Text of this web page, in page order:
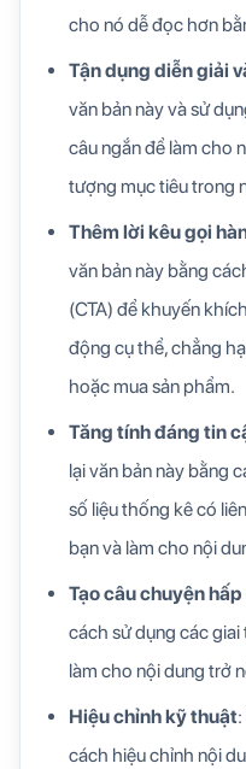
cho nó dễ đọc hơn
Tận dụng diễn giải
văn bản này và sử
câu ngắn để làm cho
tượng mục tiêu trong
Thêm lời kêu gọi
văn bản này bằng
(CTA) để khuyến
động cụ thể, chẳng
hoặc mua sản phẩm.
Tăng tính đáng tin
lại văn bản này bằng
số liệu thống kê có
bạn và làm cho nội
Tạo câu chuyện
cách sử dụng các
làm cho nội dung trở
Hiệu chỉnh kỹ thuật
cách hiệu chỉnh nội